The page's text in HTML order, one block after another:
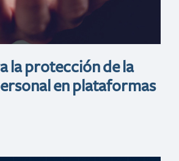
la protección de la
en plataformas